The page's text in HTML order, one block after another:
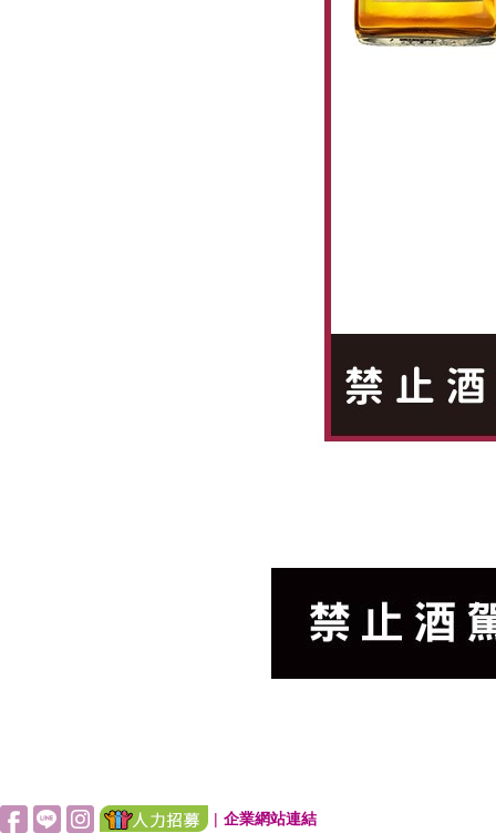
| 企業網站連結